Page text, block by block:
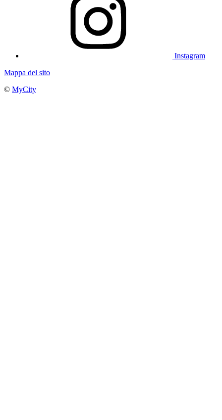
Instagram
Mappa del sito
© MyCity